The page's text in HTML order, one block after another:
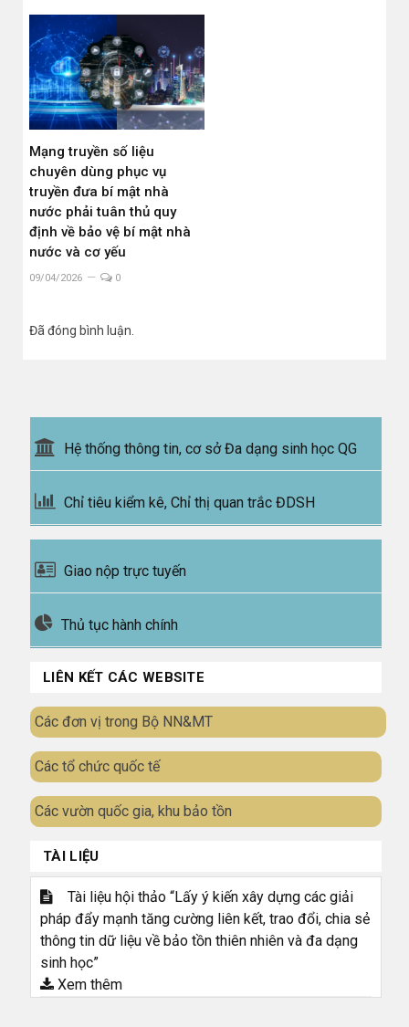
Mạng truyền số liệu
chuyên dùng phục vụ
truyền đưa bí mật nhà
nước phải tuân thủ quy
định về bảo vệ bí mật nhà
nước và cơ yếu
09/04/2026 0
Đã đóng bình luận.
Hệ thống thông tin, cơ sở Đa dạng sinh học QG
Chỉ tiêu kiểm kê, Chỉ thị quan trắc ĐDSH
Giao nộp trực tuyến
Thủ tục hành chính
LIÊN KẾT CÁC WEBSITE
Các đơn vị trong Bộ NN&MT
Các tổ chức quốc tế
Các vườn quốc gia, khu bảo tồn
TÀI LIỆU
Tài liệu hội thảo “Lấy ý kiến xây dựng các giải
pháp đẩy mạnh tăng cường liên kết, trao đổi, chia sẻ
thông tin dữ liệu về bảo tồn thiên nhiên và đa dạng
sinh học”
Xem thêm